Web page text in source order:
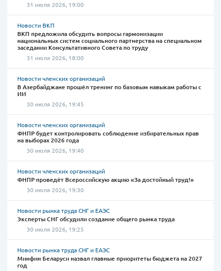
31 июля 2026, 19:00
Новости ВКП
ВКП предложила обсудить вопросы гармонизации
национальных систем социального партнерства на специальном
заседании Консультативного Совета по труду
31 июля 2026, 18:00
Новости членских организаций
В Азербайджане прошёл тренинг по базовым навыкам работы с
ИИ
30 июля 2026, 19:45
Новости членских организаций
ФНПР будет контролировать соблюдение избирательных прав
на выборах 2026 года
30 июля 2026, 19:40
Новости членских организаций
ФНПР проведёт Всероссийскую акцию «За достойный труд!»
30 июля 2026, 19:30
Новости рынка труда СНГ и ЕАЭС
Эксперты СНГ обсудили создание общего рынка труда
30 июля 2026, 19:25
Новости рынка труда СНГ и ЕАЭС
Минфин Беларуси назвал главные приоритеты бюджета на 2027
год